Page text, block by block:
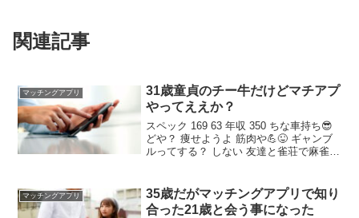
関連記事
マッチングアプリ
31歳童貞のチー牛だけどマチアプ
やってええか？
スペック 169 63 年収 350 ちな車持ち😎
どや？ 痩せようよ 筋肉や💪😜 ギャンブ
ルってする？ しない 友達と雀荘で麻雀や
やばめ せめてタバコくらいは吸うのか？
マッチングアプリ
35歳だがマッチングアプリで知り
合った21歳と会う事になった